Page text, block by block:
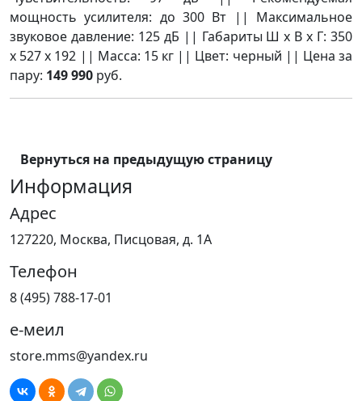
мощность усилителя: до 300 Вт || Максимальное
звуковое давление: 125 дБ || Габариты Ш х В х Г: 350
x 527 x 192 || Масса: 15 кг || Цвет: черный || Цена за
пару: 149 990 руб.
Вернуться на предыдущую страницу
Информация
Адрес
127220, Москва, Писцовая, д. 1А
Телефон
8 (495) 788-17-01
е-меил
store.mms@yandex.ru